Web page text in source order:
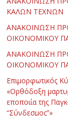
ΚΑΛΩΝ ΤΕΧΝΩΝ
ΑΝΑΚΟΙΝΩΣΗ
ΟΙΚΟΝΟΜΙΚΟΥ
ΑΝΑΚΟΙΝΩΣΗ
ΟΙΚΟΝΟΜΙΚΟΥ
Επιμορφωτικός
«Ορθόδοξη
εποποιία της
“Σύνδεσμος”»